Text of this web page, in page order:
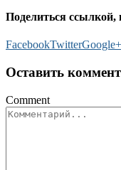
Поделиться ссылкой,
FacebookTwitterGoogle+
Оставить
Comment